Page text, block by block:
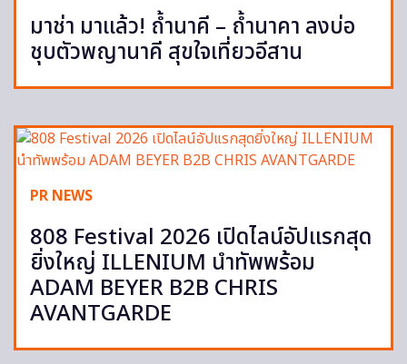
มาช่า มาแล้ว! ถ้ำนาคี – ถ้ำนาคา ลงบ่อ
ชุบตัวพญานาคี สุขใจเที่ยวอีสาน
PR NEWS
808 Festival 2026 เปิดไลน์อัปแรกสุด
ยิ่งใหญ่ ILLENIUM นำทัพพร้อม
ADAM BEYER B2B CHRIS
AVANTGARDE